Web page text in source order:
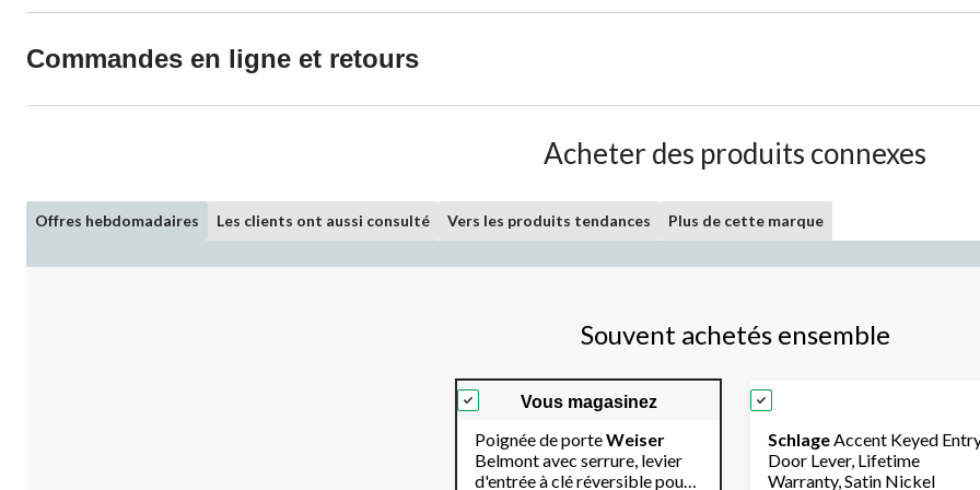
Commandes en ligne et retours
Acheter des produits connexes
Offres hebdomadaires Les clients ont aussi consulté Vers les produits tendances Plus de cette marque
Souvent achetés ensemble
Vous magasinez
Poignée de porteWeiser
Belmont avec serrure, levier
d'entrée à clé réversible pour
Schlage Accent Keyed
Door Lever, Lifetime
Warranty, Satin Nickel